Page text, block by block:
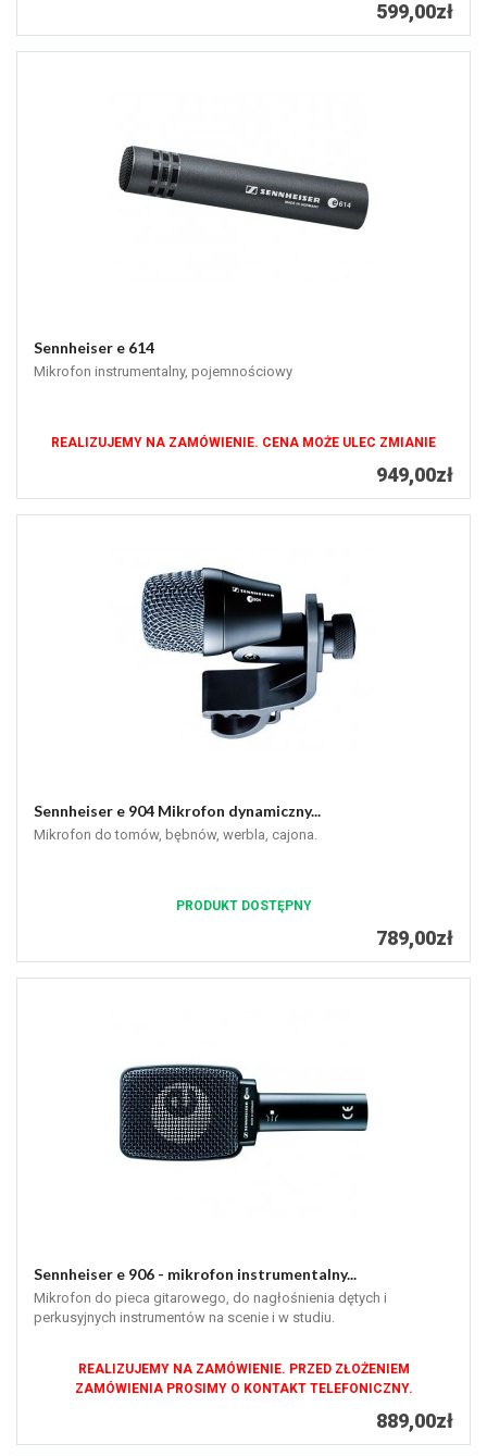
599,00zł
Sennheiser e 614
Mikrofon instrumentalny, pojemnościowy
REALIZUJEMY NA ZAMÓWIENIE. CENA MOŻE ULEC ZMIANIE
949,00zł
Sennheiser e 904 Mikrofon dynamiczny...
Mikrofon do tomów, bębnów, werbla, cajona.
PRODUKT DOSTĘPNY
789,00zł
Sennheiser e 906 - mikrofon instrumentalny...
Mikrofon do pieca gitarowego, do nagłośnienia dętych i
perkusyjnych instrumentów na scenie i w studiu.
REALIZUJEMY NA ZAMÓWIENIE. PRZED ZŁOŻENIEM
ZAMÓWIENIA PROSIMY O KONTAKT TELEFONICZNY.
889,00zł